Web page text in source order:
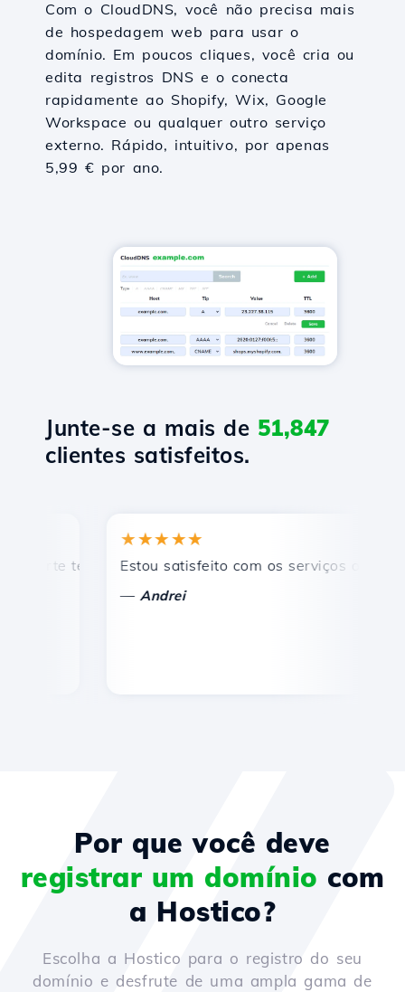
Com o CloudDNS, você não precisa mais
de hospedagem web para usar o
domínio. Em poucos cliques, você cria ou
edita registros DNS e o conecta
rapidamente ao Shopify, Wix, Google
Workspace ou qualquer outro serviço
externo. Rápido, intuitivo, por apenas
5,99 € por ano.
Junte-se a mais de 51,847
clientes satisfeitos.
técnico rápido e eficiente.
★★★★★
Estou satisfeito com os serviços oferecidos
Andrei
Por que você deve
registrar um domínio com
a Hostico?
Escolha a Hostico para o registro do seu
domínio e desfrute de uma ampla gama de